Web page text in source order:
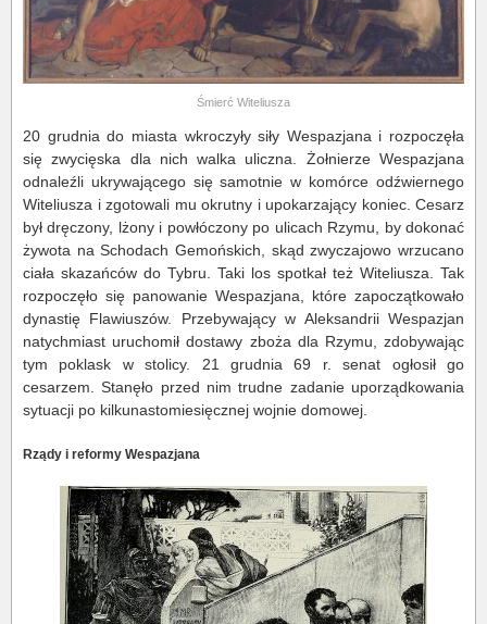
Śmierć Witeliusza
20 grudnia do miasta wkroczyły siły Wespazjana i rozpoczęła
się zwycięska dla nich walka uliczna. Żołnierze Wespazjana
odnaleźli ukrywającego się samotnie w komórce odźwiernego
Witeliusza i zgotowali mu okrutny i upokarzający koniec. Cesarz
był dręczony, lżony i powłóczony po ulicach Rzymu, by dokonać
żywota na Schodach Gemońskich, skąd zwyczajowo wrzucano
ciała skazańców do Tybru. Taki los spotkał też Witeliusza. Tak
rozpoczęło się panowanie Wespazjana, które zapoczątkowało
dynastię Flawiuszów. Przebywający w Aleksandrii Wespazjan
natychmiast uruchomił dostawy zboża dla Rzymu, zdobywając
tym poklask w stolicy. 21 grudnia 69 r. senat ogłosił go
cesarzem. Stanęło przed nim trudne zadanie uporządkowania
sytuacji po kilkunastomiesięcznej wojnie domowej.
Rządy i reformy Wespazjana